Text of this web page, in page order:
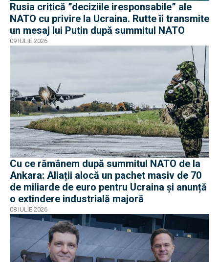
Rusia critică ”deciziile iresponsabile” ale
NATO cu privire la Ucraina. Rutte îi transmite
un mesaj lui Putin după summitul NATO
09 IULIE 2026
Cu ce rămânem după summitul NATO de la
Ankara: Aliații alocă un pachet masiv de 70
de miliarde de euro pentru Ucraina și anunță
o extindere industrială majoră
08 IULIE 2026